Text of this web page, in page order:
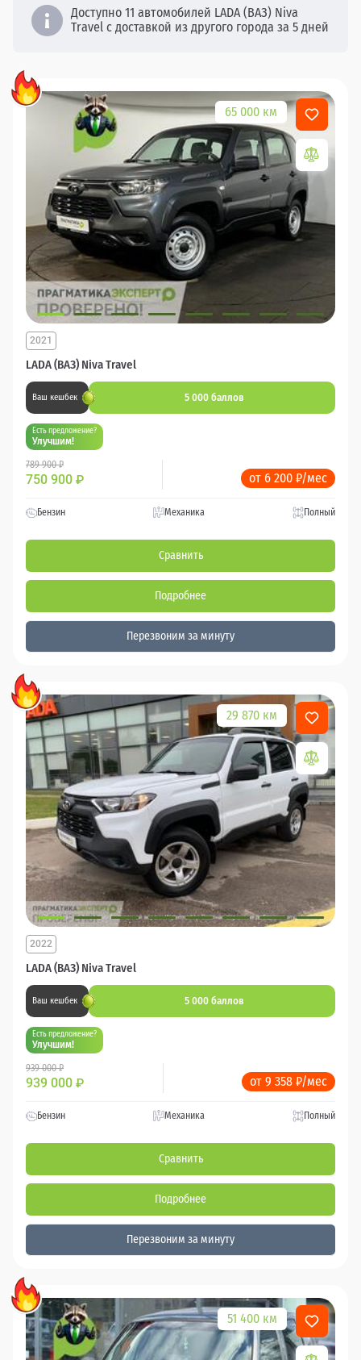
Доступно 11 автомобилей LADA (ВАЗ) Niva
Travel с доставкой из другого города за 5 дней
65 000 км
LADA (ВАЗ) Niva Travel
2021
Ваш кешбек 5 000 баллов
Есть предложение?
Улучшим!
789 900 ₽
750 900 ₽ от 6 200 ₽/мес
Бензин Механика Полный
Сравнить
Подробнее
Перезвоним за минуту
29 870 км
LADA (ВАЗ) Niva Travel
2022
Ваш кешбек 5 000 баллов
Есть предложение?
Улучшим!
939 000 ₽
939 000 ₽ от 9 358 ₽/мес
Бензин Механика Полный
Сравнить
Подробнее
Перезвоним за минуту
51 400 км